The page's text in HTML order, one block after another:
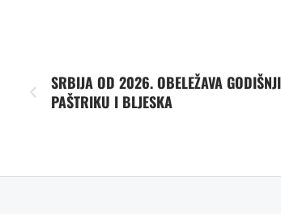
SRBIJA OD 2026. OBELEŽAVA
PAŠTRIKU I BLJESKA